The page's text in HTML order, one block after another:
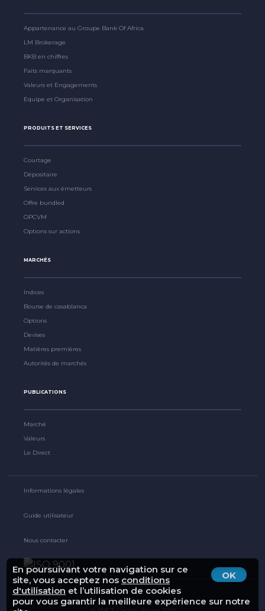
OK
En poursuivant votre navigation sur ce
site, vous acceptez nos conditions
d'utilisation et l’utilisation de cookies
pour vous garantir la meilleure expérience sur notre
Appartenance au Groupe Bank Of Africa
LM Brokerage
BKB en chiffres
Faits marquants
Valeurs et Engagements
Equipe et Organisation
PRODUITS ET SERVICES
Courtage
Dépositaire
Services aux émetteurs
Offre bundled
OPCVM
Options sur actions
MARCHÉS
Indices
Bourse de casablanca
Options
Devises
Matières premières
Autorités de marchés
PUBLICATIONS
Marché
Valeurs
Le Direct
Informations légales
Guide utilisateur
Nous contacter